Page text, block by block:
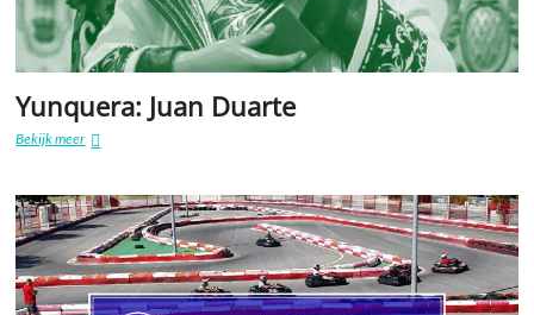
Yunquera: Juan Duarte
Bekijk meerYunquera: